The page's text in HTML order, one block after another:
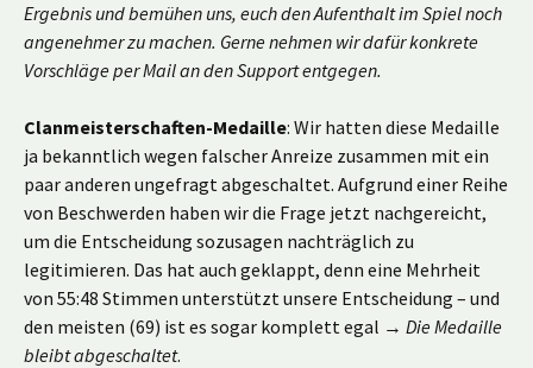
Ergebnis und bemühen uns, euch den Aufenthalt im Spiel noch
angenehmer zu machen. Gerne nehmen wir dafür konkrete
Vorschläge per Mail an den Support entgegen.
Clanmeisterschaften-Medaille: Wir hatten diese Medaille
ja bekanntlich wegen falscher Anreize zusammen mit ein
paar anderen ungefragt abgeschaltet. Aufgrund einer Reihe
von Beschwerden haben wir die Frage jetzt nachgereicht,
um die Entscheidung sozusagen nachträglich zu
legitimieren. Das hat auch geklappt, denn eine Mehrheit
von 55:48 Stimmen unterstützt unsere Entscheidung – und
den meisten (69) ist es sogar komplett egal → Die Medaille
bleibt abgeschaltet.